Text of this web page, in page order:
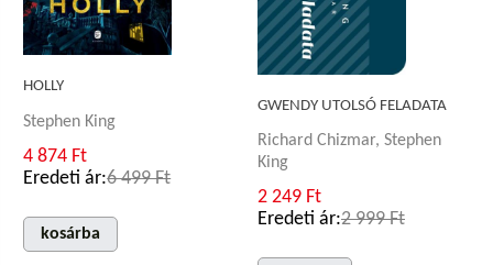
HOLLY
Stephen King
4 874 Ft
Eredeti ár:6 499 Ft
kosárba
GWENDY UTOLSÓ FELADATA
Richard Chizmar, Stephen
King
2 249 Ft
Eredeti ár:2 999 Ft